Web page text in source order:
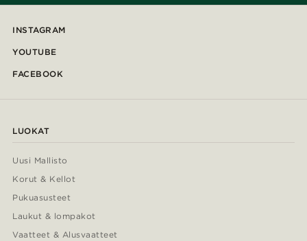
INSTAGRAM
YOUTUBE
FACEBOOK
LUOKAT
Uusi Mallisto
Korut & Kellot
Pukuasusteet
Laukut & lompakot
Vaatteet & Alusvaatteet